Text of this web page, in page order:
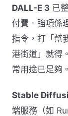
DALL-E 3 已
付費。強項係
指令，打「幫
港街道」就得
常用途已足夠。
Stable
端服務（如